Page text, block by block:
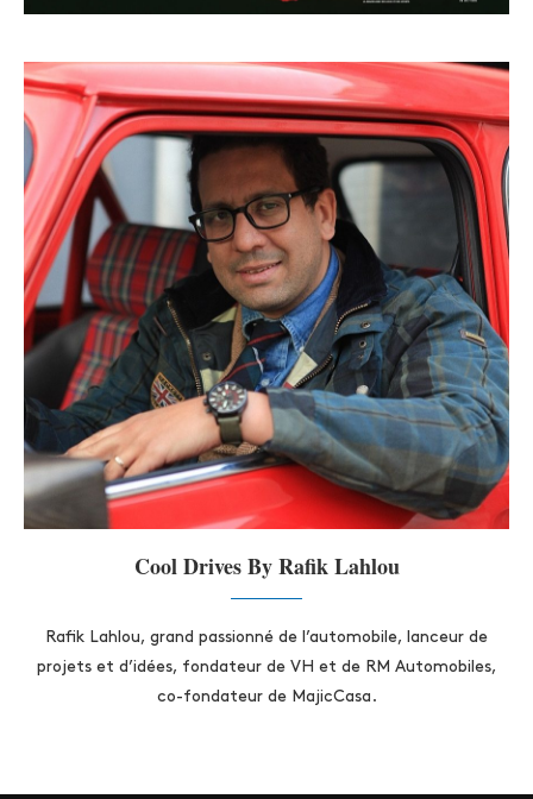
Cool Drives By Rafik Lahlou
Rafik Lahlou, grand passionné de l’automobile, lanceur de
projets et d’idées, fondateur de VH et de RM Automobiles,
co-fondateur de MajicCasa.